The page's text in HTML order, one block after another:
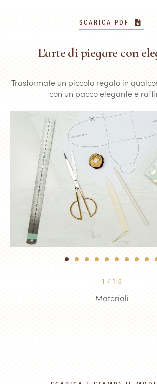
SCARICA PDF
L'arte di piegare con
Trasformate un piccolo regalo in
con un pacco elegante e
1 2 3 4 5 6 7 8 9
1 / 10
Materiali